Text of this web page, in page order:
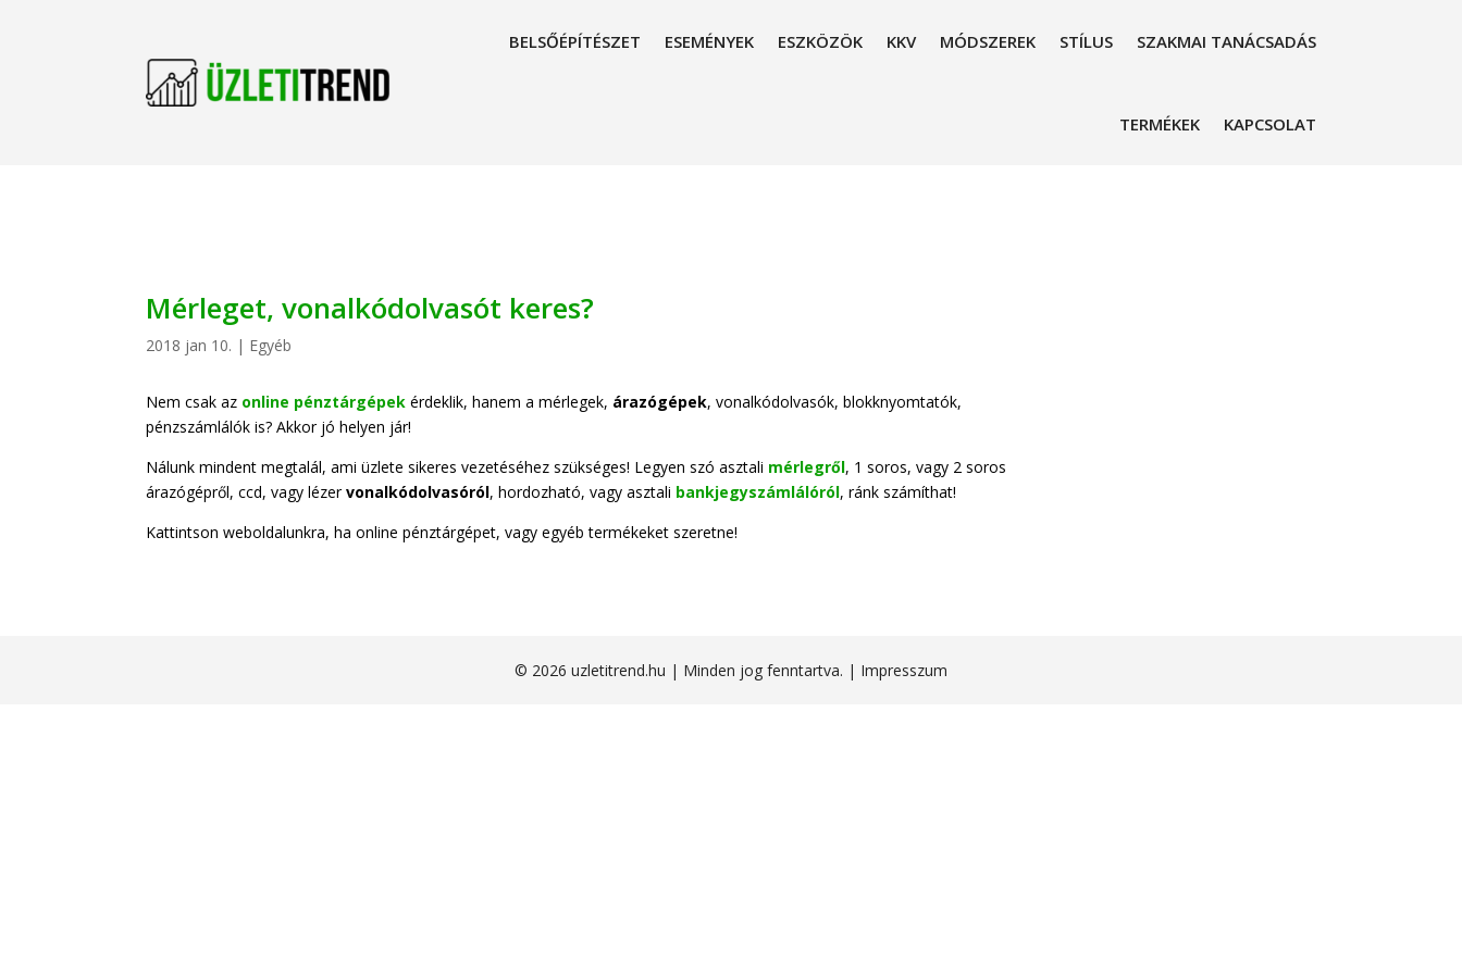
BELSŐÉPÍTÉSZET ESEMÉNYEK ESZKÖZÖK KKV MÓDSZEREK STÍLUS SZAKMAI TANÁCSADÁS
TERMÉKEK KAPCSOLAT
Mérleget, vonalkódolvasót keres?
2018 jan 10. | Egyéb
Nem csak az online pénztárgépekérdeklik, hanem a mérlegek, árazógépek, vonalkódolvasók, blokknyomtatók,
pénzszámlálók is? Akkor jó helyen jár!
Nálunk mindent megtalál, ami üzlete sikeres vezetéséhez szükséges! Legyen szó asztali mérlegről, 1 soros, vagy 2 soros
árazógépről, ccd, vagy lézervonalkódolvasóról, hordozható, vagy asztali bankjegyszámlálóról, ránk számíthat!
Kattintson weboldalunkra, ha online pénztárgépet, vagy egyéb termékeket szeretne!
© 2026 uzletitrend.hu | Minden jog fenntartva. | Impresszum